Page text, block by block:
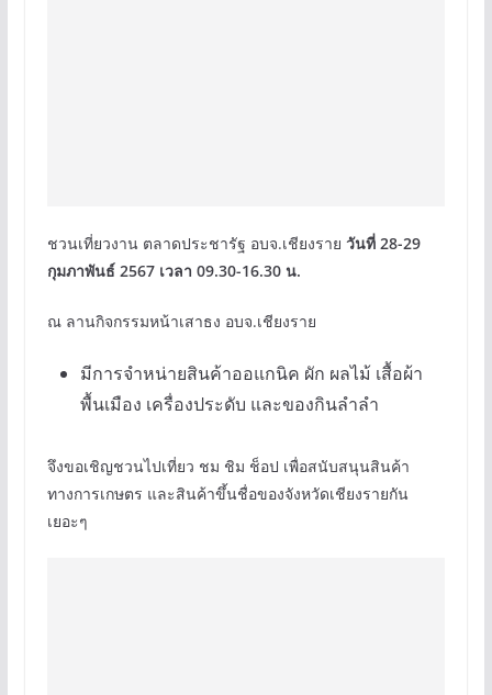
ชวนเที่ยวงาน ตลาดประชารัฐ อบจ.เชียงราย วันที่ 28-29
กุมภาพันธ์ 2567 เวลา 09.30-16.30 น.
ณ ลานกิจกรรมหน้าเสาธง อบจ.เชียงราย
มีการจำหน่ายสินค้าออแกนิค ผัก ผลไม้ เสื้อผ้า
พื้นเมือง เครื่องประดับ และของกินลำลำ
จึงขอเชิญชวนไปเที่ยว ชม ชิม ช็อป เพื่อสนับสนุนสินค้า
ทางการเกษตร และสินค้าขึ้นชื่อของจังหวัดเชียงรายกัน
เยอะๆ